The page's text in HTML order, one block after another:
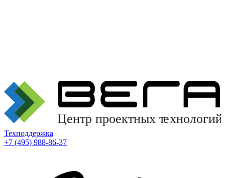
Техподдержка
+7 (495) 988-86-37